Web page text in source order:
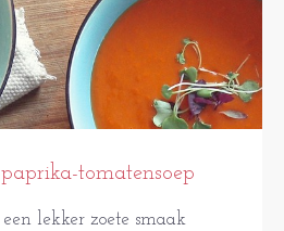
tomatensoep
een lekker zoete smaak